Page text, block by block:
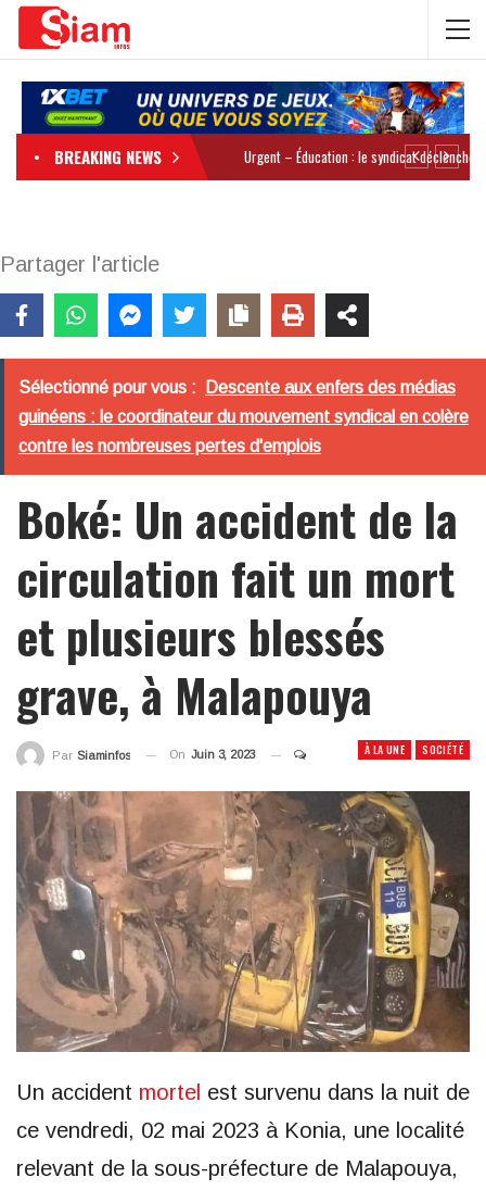
BREAKING NEWS
Partager l'article
Sélectionné pour vous :
Descente aux enfers des médias
guinéens : le coordinateur du mouvement syndical en colère
contre les nombreuses pertes d'emplois
Boké: Un accident de la
circulation fait un mort
et plusieurs blessés
grave, à Malapouya
À LA UNE SOCIÉTÉ
Par Siaminfos On Juin 3, 2023
Un accident mortel est survenu dans la nuit de
ce vendredi, 02 mai 2023 à Konia, une localité
relevant de la sous-préfecture de Malapouya,